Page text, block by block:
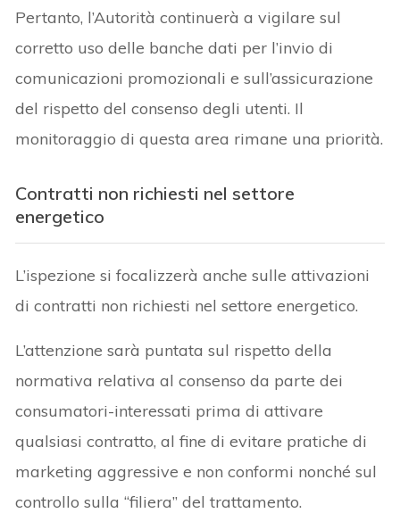
Pertanto, l’Autorità continuerà a vigilare sul
corretto uso delle banche dati per l’invio di
comunicazioni promozionali e sull’assicurazione
del rispetto del consenso degli utenti. Il
monitoraggio di questa area rimane una priorità.
Contratti non richiesti nel settore
energetico
L’ispezione si focalizzerà anche sulle attivazioni
di contratti non richiesti nel settore energetico.
L’attenzione sarà puntata sul rispetto della
normativa relativa al consenso da parte dei
consumatori-interessati prima di attivare
qualsiasi contratto, al fine di evitare pratiche di
marketing aggressive e non conformi nonché sul
controllo sulla “filiera” del trattamento.